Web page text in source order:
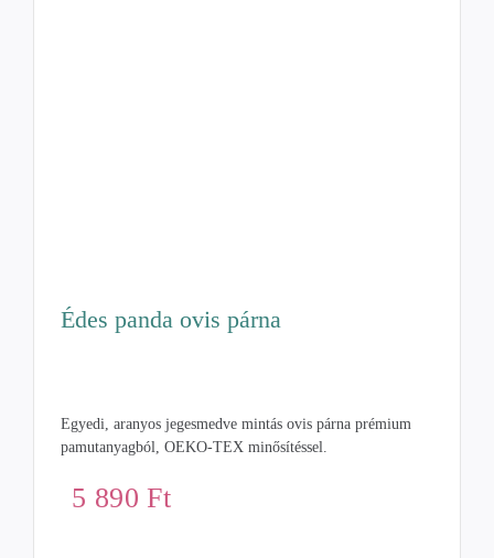
Édes panda ovis párna
Egyedi, aranyos jegesmedve mintás ovis párna prémium
pamutanyagból, OEKO-TEX minősítéssel.
5 890Ft